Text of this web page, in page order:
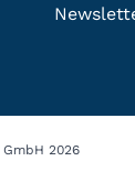
2026